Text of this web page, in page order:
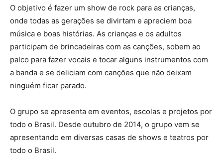
O objetivo é fazer um show de rock para as crianças,
onde todas as gerações se divirtam e apreciem boa
música e boas histórias. As crianças e os adultos
participam de brincadeiras com as canções, sobem ao
palco para fazer vocais e tocar alguns instrumentos com
a banda e se deliciam com canções que não deixam
ninguém ficar parado.
O grupo se apresenta em eventos, escolas e projetos por
todo o Brasil. Desde outubro de 2014, o grupo vem se
apresentando em diversas casas de shows e teatros por
todo o Brasil.